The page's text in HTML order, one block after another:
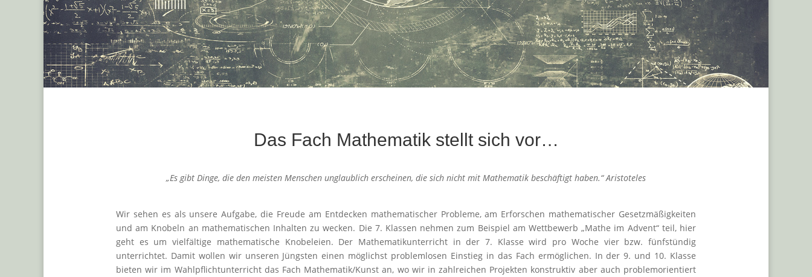
Das Fach Mathematik stellt sich vor…
„Esgibt Dinge, die den meisten Menschen unglaublich erscheinen, die sich nicht mit Mathematik beschäftigt haben.“ Aristoteles
Wir sehen es als unsere Aufgabe, die Freude am Entdecken mathematischer Probleme, am Erforschen mathematischer Gesetzmäßigkeiten
und am Knobeln an mathematischen Inhalten zu wecken. Die 7. Klassen nehmen zum Beispiel am Wettbewerb „Mathe im Advent“ teil, hier
geht es um vielfältige mathematische Knobeleien. Der Mathematikunterricht in der 7. Klasse wird pro Woche vier bzw. fünfstündig
unterrichtet. Damit wollen wir unseren Jüngsten einen möglichst problemlosen Einstieg in das Fach ermöglichen. In der 9. und 10. Klasse
bieten wir im Wahlpflichtunterricht das Fach Mathematik/Kunst an, wo wir in zahlreichen Projekten konstruktiv aber auch problemorientiert